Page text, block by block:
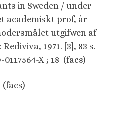
in Sweden / under
academiskt prof, år
utgifwen af
1971. [3], 83 s.
X ; 18 (facs)
(facs)